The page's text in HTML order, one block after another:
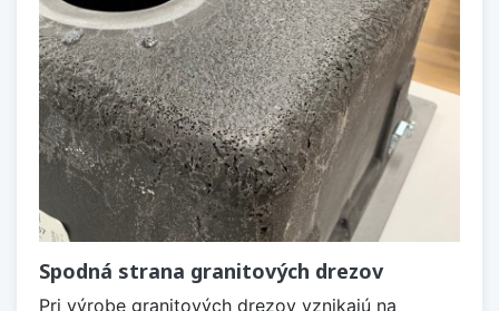
Spodná strana granitových drezov
Pri výrobe granitových drezov vznikajú na